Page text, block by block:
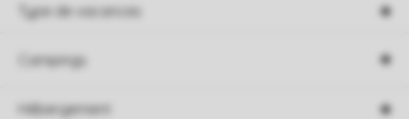
Type de vacances
Campings
Hébergement